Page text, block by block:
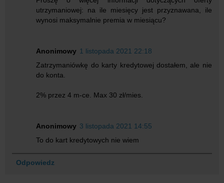
utrzymaniowej: na ile miesięcy jest przyznawana, ile
wynosi maksymalnie premia w miesiącu?
Anonimowy 1 listopada 2021 22:18
Zatrzymaniówkę do karty kredytowej dostałem, ale nie
do konta.
2% przez 4 m-ce. Max 30 zł/mies.
Anonimowy 3 listopada 2021 14:55
To do kart kredytowych nie wiem
Odpowiedz